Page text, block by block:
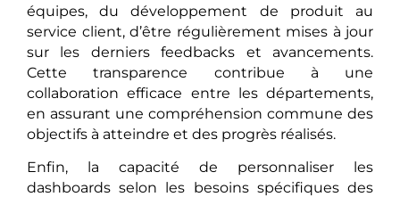
équipes, du développement de produit au
service client, d’être régulièrement mises à jour
sur les derniers feedbacks et avancements.
Cette transparence contribue à une
collaboration efficace entre les départements,
en assurant une compréhension commune des
objectifs à atteindre et des progrès réalisés.
Enfin, la capacité de personnaliser les
dashboards selon les besoins spécifiques des